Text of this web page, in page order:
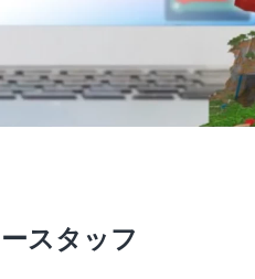
スタッフ